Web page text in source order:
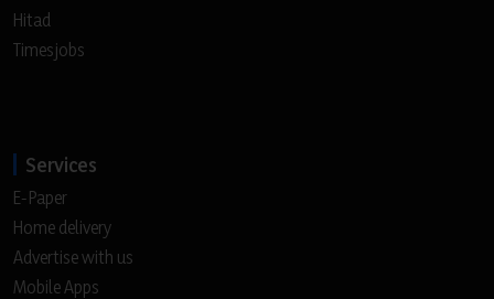
Hitad
Timesjobs
Services
E-Paper
Home delivery
Advertise with us
Mobile Apps